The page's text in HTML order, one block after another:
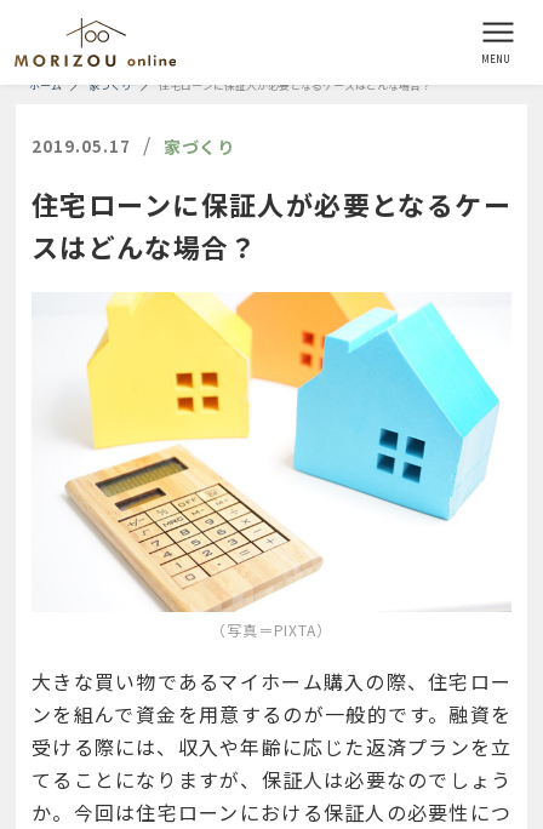
ホーム 家づくり 住宅ローンに保証人が必要となるケースはどんな場合？
2019.05.17 / 家づくり
住宅ローンに保証人が必要となるケー
スはどんな場合？
（写真＝PIXTA）
大きな買い物であるマイホーム購入の際、住宅ロー
ンを組んで資金を用意するのが一般的です。融資を
受ける際には、収入や年齢に応じた返済プランを立
てることになりますが、保証人は必要なのでしょう
か。今回は住宅ローンにおける保証人の必要性につ